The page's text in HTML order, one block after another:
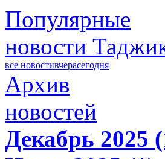
Популярные
новости
все новостивчерасегодня
Архив
новостей
Декабрь 2025